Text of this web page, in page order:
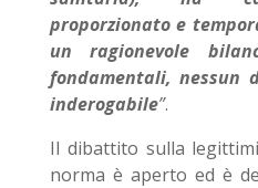
proporzionato e
un ragionevole
fondamentali, nessun
inderogabile”.
Il dibattito sulla
norma è aperto ed è